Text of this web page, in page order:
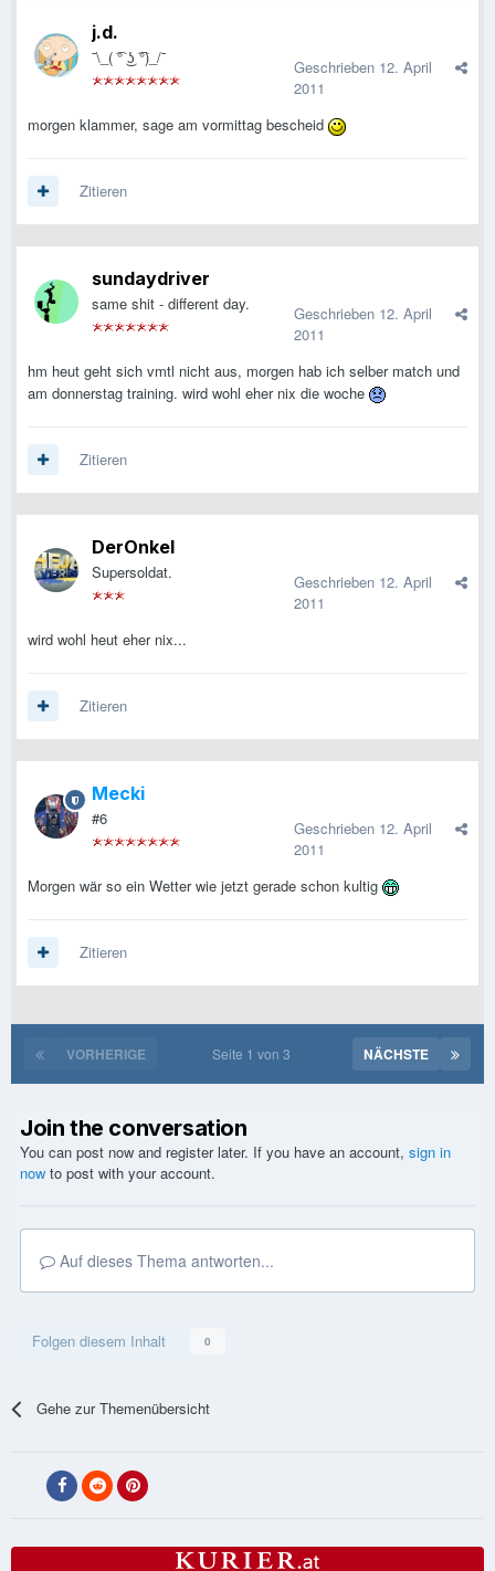
j.d.
¯\_( ͡° ͜ʖ ͡°)_/¯ Geschrieben 12. April
2011
morgen klammer, sage am vormittag bescheid
Zitieren
sundaydriver
same shit - different day. Geschrieben 12. April
2011
hm heut geht sich vmtl nicht aus, morgen hab ich selber match und
am donnerstag training. wird wohl eher nix die woche
Zitieren
DerOnkel
Supersoldat. Geschrieben 12. April
2011
wird wohl heut eher nix...
Zitieren
Mecki
#6 Geschrieben 12. April
2011
Morgen wär so ein Wetter wie jetzt gerade schon kultig
Zitieren
VORHERIGE NÄCHSTE
Seite 1 von 3
Join the conversation
You can post now and register later. If you have an account, sign in
now to post with your account.
Auf dieses Thema antworten...
Folgen diesem Inhalt 0
Gehe zur Themenübersicht